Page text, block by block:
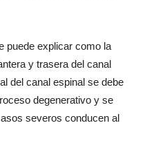
puede explicar como la
y trasera del canal
del canal espinal se debe
degenerativo y se
severos conducen al